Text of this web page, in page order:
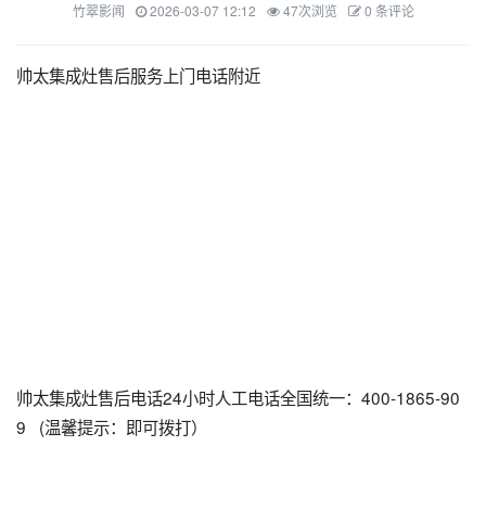
竹翠影闻 2026-03-07 12:12 47次浏览 0 条评论
帅太集成灶售后服务上门电话附近
帅太集成灶售后电话24小时人工电话全国统一：400-1865-90
9 (温馨提示：即可拨打）